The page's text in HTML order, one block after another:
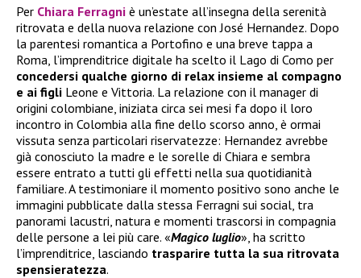
Per Chiara Ferragni è un’estate all’insegna della serenità
ritrovata e della nuova relazione con José Hernandez. Dopo
la parentesi romantica a Portofino e una breve tappa a
Roma, l’imprenditrice digitale ha scelto il Lago di Como per
concedersi qualche giorno di relax insieme al compagno
e ai figli Leone e Vittoria. La relazione con il manager di
origini colombiane, iniziata circa sei mesi fa dopo il loro
incontro in Colombia alla fine dello scorso anno, è ormai
vissuta senza particolari riservatezze: Hernandez avrebbe
già conosciuto la madre e le sorelle di Chiara e sembra
essere entrato a tutti gli effetti nella sua quotidianità
familiare. A testimoniare il momento positivo sono anche le
immagini pubblicate dalla stessa Ferragni sui social, tra
panorami lacustri, natura e momenti trascorsi in compagnia
delle persone a lei più care. «Magico luglio», ha scritto
l’imprenditrice, lasciando trasparire tutta la sua ritrovata
spensieratezza.